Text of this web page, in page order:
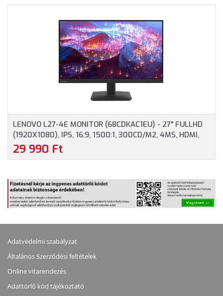
ÉV GARANCIA, FEKETE
180HZ, 2X HDMI,
DISPLAYPORT,
HANGSZÓRÓ, 3 ÉV
GARANCIA, FEKETE
SZÍNBEN
LENOVO L27-4E MONITOR (68CDKAC1EU) - 27" FULLHD
(1920X1080), IPS, 16:9, 1500:1, 300CD/M2, 4MS, HDMI,
VGA, 3 ÉV GARANCIA, FEKETE SZÍNBEN
29 990 Ft
Adatvédelmi szabályzat
Általános Szerződési feltételek
Online vitarendezés
Adattörlő kód tájékoztató